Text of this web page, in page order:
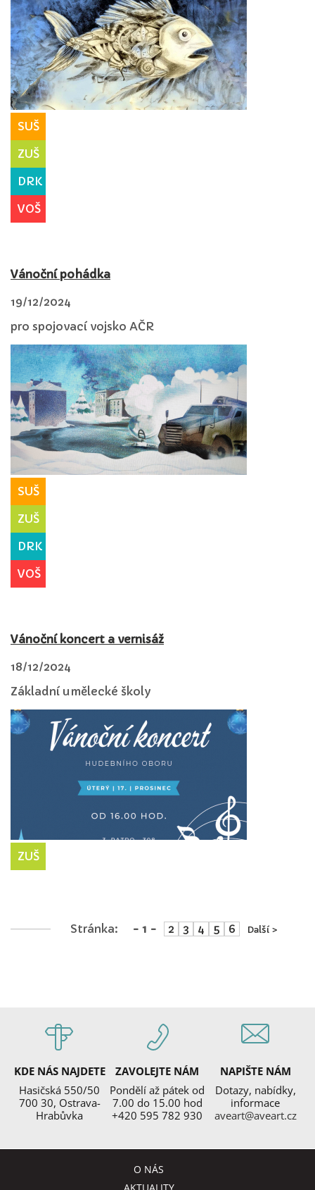
SUŠ
ZUŠ
DRK
VOŠ
Vánoční pohádka
19/12/2024
pro spojovací vojsko AČR
SUŠ
ZUŠ
DRK
VOŠ
Vánoční koncert a vernisáž
18/12/2024
Základní umělecké školy
ZUŠ
Stránka: - 1 - 2 3 4 5 6 Další >
KDE NÁS NAJDETE
Hasičská 550/50
700 30, Ostrava-
Hrabůvka
ZAVOLEJTE NÁM
Pondělí až pátek od
7.00 do 15.00 hod
+420 595 782 930
NAPIŠTE NÁM
Dotazy, nabídky,
informace
aveart@aveart.cz
O NÁS
AKTUALITY